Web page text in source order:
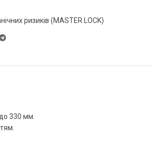
ризиків (MASTER LOCK)
330 мм.